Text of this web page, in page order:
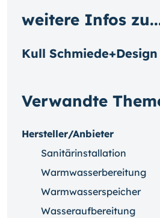
Verwandte
Hersteller/Anbieter
Sanitärinstallation
Warmwasserbereitung
Warmwasserspeicher
Wasseraufbereitung
weitere Infos
Kull Schmiede+Design